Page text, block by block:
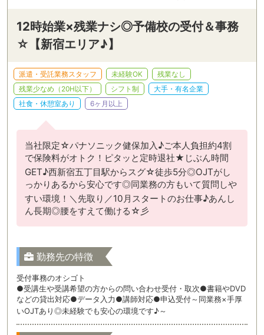
12時始業×残業ナシ◎予備校の受付＆事務
☆【新宿エリア♪】
派遣・受託業務スタッフ 未経験OK
残業なし
残業少なめ（20H以下）
シフト制
大手・有名企業
社食・休憩室あり
6ヶ月以上
当社限定☆パナソニック健保加入♪ご本人負担約4割
で保険料がオトク！ピタッと定時退社★じぶん時間
GET♪西新宿五丁目駅からスグ☆徒歩5分◎OJTがし
っかりあるから安心です◎同業務の方もいて質問しや
すい環境！＼先取り／10月スタートのお仕事♪あんし
ん長期◎腰をすえて働ける☆彡
勤務先の特徴
受付事務のオシゴト
●受講生や受講希望の方からの問い合わせ受付・取次●書籍やDVD
などの貸出対応●データ入力●講師対応●申込受付～同業務×手厚
いOJTあり◎未経験でも安心の環境です♪～